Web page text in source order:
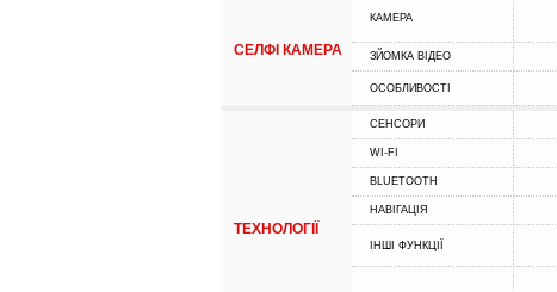
СЕЛФІ КАМЕРА
КАМЕРА
ЗЙОМКА ВІДЕО
ОСОБЛИВОСТІ
ТЕХНОЛОГІЇ
СЕНСОРИ
WI-FI
BLUETOOTH
НАВІГАЦІЯ
ІНШІ ФУНКЦІЇ